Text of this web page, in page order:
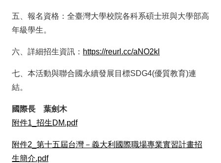
五、報名資格：全臺灣大學校院各科系碩士班與大學部高
年級學生。
六、詳細招生資訊： https://reurl.cc/aNO2kl
七、本活動與聯合國永續發展目標SDG4(優質教育)連
結。
國際長 葉劍木
附件1_招生DM.pdf
附件2_第十五屆台灣－義大利國際職場專業實習計畫招
生簡介.pdf